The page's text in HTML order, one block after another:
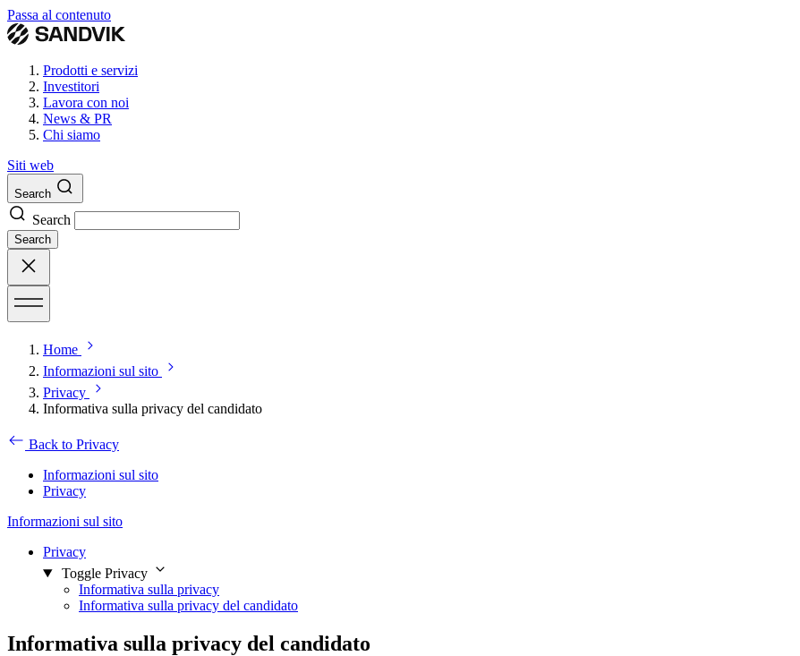
Passa al contenuto
Prodotti e servizi
Investitori
Lavora con noi
News & PR
Chi siamo
Siti web
Search
Search
Search
Home
Informazioni sul sito
Privacy
Informativa sulla privacy del candidato
Back to Privacy
Informazioni sul sito
Privacy
Informazioni sul sito
Privacy
Toggle Privacy
Informativa sulla privacy
Informativa sulla privacy del candidato
Informativa sulla privacy del candidato